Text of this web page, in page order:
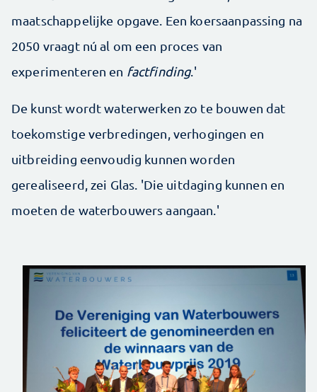
maatschappelijke opgave. Een koersaanpassing na
2050 vraagt nú al om een proces van
experimenteren en factfinding.'
De kunst wordt waterwerken zo te bouwen dat
toekomstige verbredingen, verhogingen en
uitbreiding eenvoudig kunnen worden
gerealiseerd, zei Glas. 'Die uitdaging kunnen en
moeten de waterbouwers aangaan.'